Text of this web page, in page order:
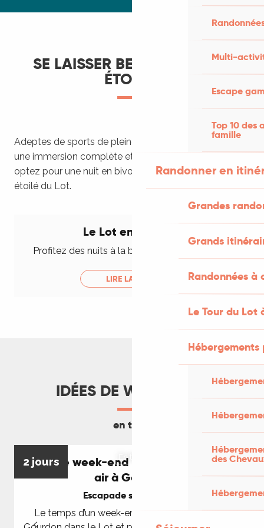
Multi-
Escape
Top 10 des
famille
Randonner en
Grandes
Grands
Randonnées
Le Tour du Lot
des
SE LAISSER BERCER PAR LES
ÉTOILES
Adeptes de sports de pleine nature, vous recherchez
une immersion complète et une déconnexion totale,
optez pour une nuit en bivouac sous le ciel noir et
étoilé du Lot.
Le Lot en bivouac
Profitez des nuits à la belle étoile dans le Lot !
LIRE LA SUITE
IDÉES DE WEEK-ENDS
en train
En train
2 jours
Idée de week-end patrimoine et plein
air à Gourdon
Escapade sans voiture
Le temps d’un week-end, posez vos valises à